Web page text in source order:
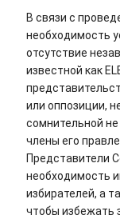
В связи с
необходимость
отсутствие
известной как
или оппозиции,
сомнительной
члены его
Представители
необходимость
избирателей, а
чтобы избежать